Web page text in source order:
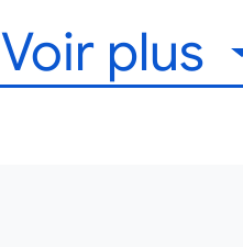
Voir plus